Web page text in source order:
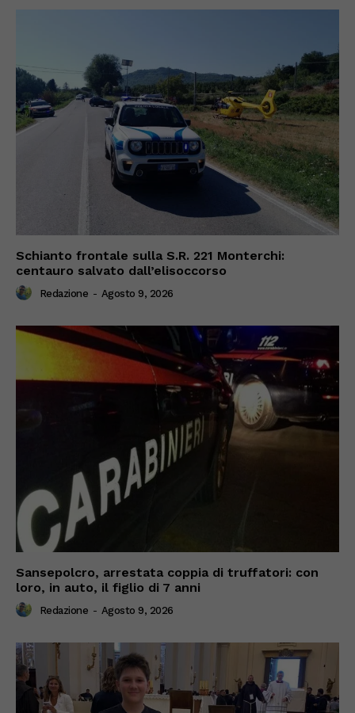
Schianto frontale sulla S.R. 221 Monterchi:
centauro salvato dall’elisoccorso
Redazione - Agosto 9, 2026
Sansepolcro, arrestata coppia di truffatori: con
loro, in auto, il figlio di 7 anni
Redazione - Agosto 9, 2026